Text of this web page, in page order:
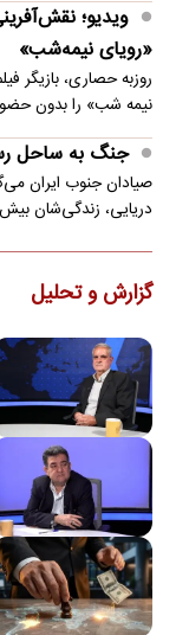
ویدیو؛
«رویای نیمه‌شب»
روزبه حصاری، بازیگر
نیمه شب» را بدون حضور
جنگ به ساحل
صیادان جنوب ایران
دریایی، زندگی‌شان
گزارش و تحلیل